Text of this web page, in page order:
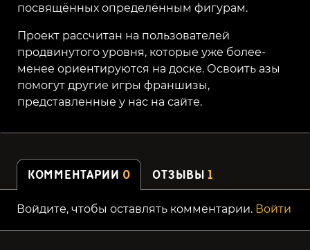
посвящённых определённым фигурам.
Проект рассчитан на пользователей
продвинутого уровня, которые уже более-
менее ориентируются на доске. Освоить азы
помогут другие игры франшизы,
представленные у нас на сайте.
КОММЕНТАРИИ 0 ОТЗЫВЫ1
Войдите, чтобы оставлять комментарии. Войти